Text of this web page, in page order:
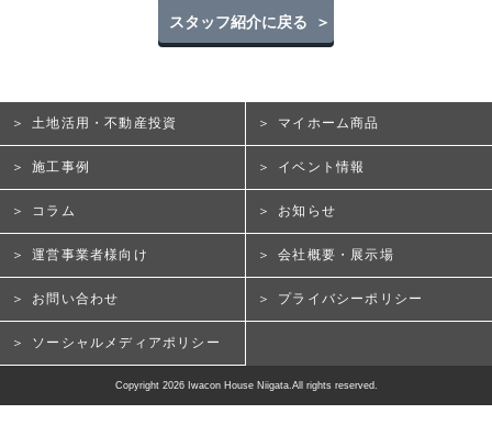
スタッフ紹介に戻る
土地活用・不動産投資 マイホーム商品
施工事例 イベント情報
コラム お知らせ
運営事業者様向け 会社概要・展示場
お問い合わせ プライバシーポリシー
ソーシャルメディアポリシー
Copyright 2026 Iwacon House Niigata.All rights reserved.